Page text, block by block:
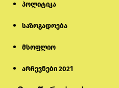
პოლიტიკა
საზოგადოება
მსოფლიო
არჩევნები 2021